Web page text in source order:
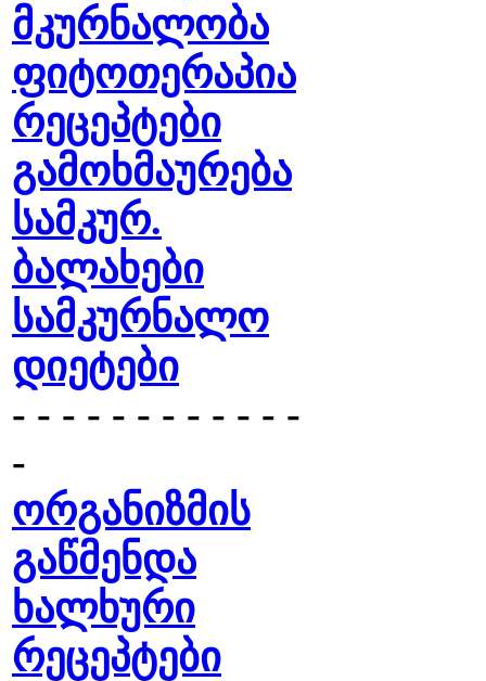
მკურნალობა
ფიტოთერაპია
რეცეპტები
გამოხმაურება
სამკურ.
ბალახები
სამკურნალო
დიეტები
- - - - - - - - - - - -
-
ორგანიზმის
გაწმენდა
ხალხური
რეცეპტები